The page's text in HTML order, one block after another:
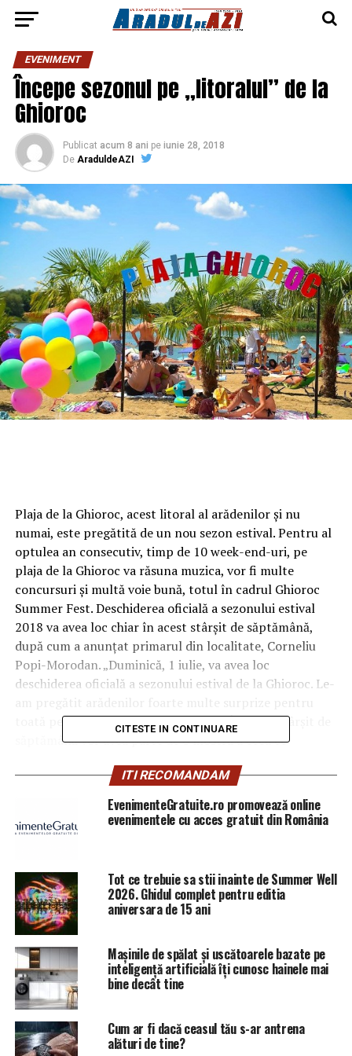
EVENIMENT
Începe sezonul pe „litoralul” de la
Ghioroc
Publicat acum 8 ani pe iunie 28, 2018
De AraduldeAZI
Plaja de la Ghioroc, acest litoral al arădenilor și nu
numai, este pregătită de un nou sezon estival. Pentru al
optulea an consecutiv, timp de 10 week-end-uri, pe
plaja de la Ghioroc va răsuna muzica, vor fi multe
concursuri și multă voie bună, totul în cadrul Ghioroc
Summer Fest. Deschiderea oficială a sezonului estival
2018 va avea loc chiar în acest stârșit de săptămână,
după cum a anunțat primarul din localitate, Corneliu
Popi-Morodan. „Duminică, 1 iulie, va avea loc
deschiderea oficială a sezonului estival de la Ghioroc. Le-
toată perioada, până la 1 septembrie. În acest sfârșit de
săptămână vor avea parte de o mostră a ceea ce
petreceri cu spumă, color-fight, dar și muzică foarte
bună. Alături de noi va fi Dj Andi, Dj Sebuh și NINHO”, a
declarat primarul Ghiorocului.
Intenția autorităților este să transforme plaja de la
Ghioroc într-o stațiune de interes național, în acest sens
CITESTE IN CONTINUARE
ITI RECOMANDAM
EvenimenteGratuite.ro promovează online
evenimentele cu acces gratuit din România
Tot ce trebuie sa stii inainte de Summer Well
2026. Ghidul complet pentru editia
aniversara de 15 ani
Mașinile de spălat și uscătoarele bazate pe
inteligență artificială îți cunosc hainele mai
bine decât tine
Cum ar fi dacă ceasul tău s-ar antrena
alături de tine?